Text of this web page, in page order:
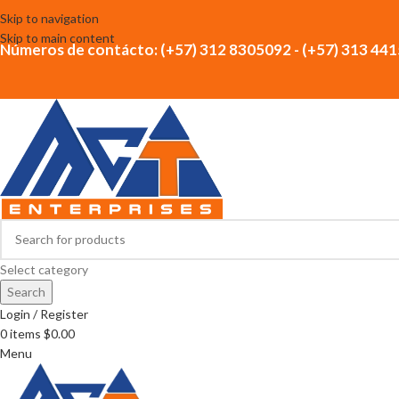
Skip to navigation
Skip to main content
Números de contácto: (+57) 312 8305092 - (+57) 313
Select category
Search
Login / Register
0items $0.00
Menu